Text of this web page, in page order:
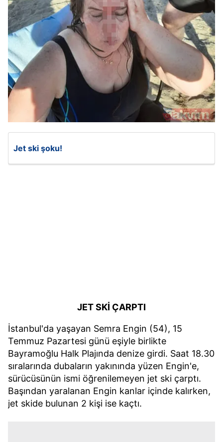
Jet ski şoku!
JET SKİ ÇARPTI
İstanbul'da yaşayan Semra Engin (54), 15
Temmuz Pazartesi günü eşiyle birlikte
Bayramoğlu Halk Plajında denize girdi. Saat 18.30
sıralarında dubaların yakınında yüzen Engin'e,
sürücüsünün ismi öğrenilemeyen jet ski çarptı.
Başından yaralanan Engin kanlar içinde kalırken,
jet skide bulunan 2 kişi ise kaçtı.